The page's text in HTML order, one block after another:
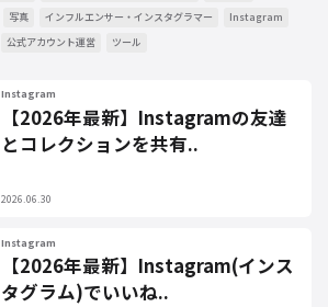
写真 インフルエンサー・インスタグラマー
Instagram
公式アカウント運営 ツール
Instagram
【2026年最新】Instagramの友達
とコレクションを共有..
2026.06.30
Instagram
【2026年最新】Instagram(インス
タグラム)でいいね..